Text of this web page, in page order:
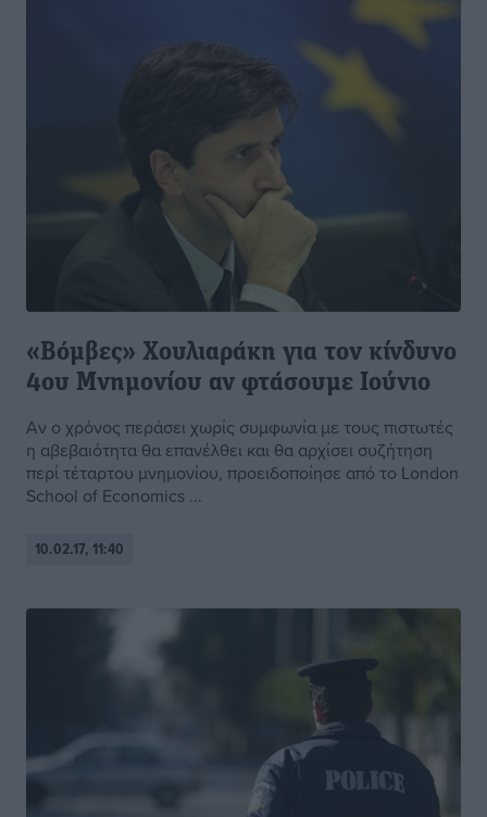
«Bόμβες» Χουλιαράκη για τον κίνδυνο
4ου Μνημονίου αν φτάσουμε Ιούνιο
Αν ο χρόνος περάσει χωρίς συμφωνία με τους πιστωτές
η αβεβαιότητα θα επανέλθει και θα αρχίσει συζήτηση
περί τέταρτου μνημονίου, προειδοποίησε από το London
School of Economics ...
10.02.17, 11:40